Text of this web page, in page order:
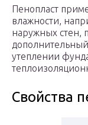
Пенопласт
влажности,
наружных стен,
утеплении
Свойства